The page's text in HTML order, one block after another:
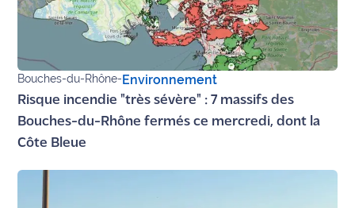
Bouches-du-Rhône-Environnement
Risque incendie "très sévère" : 7 massifs des
Bouches-du-Rhône fermés ce mercredi, dont la
Côte Bleue